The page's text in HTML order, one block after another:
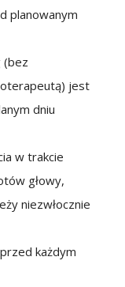
planowanym
(bez
jest
dniu
w trakcie
głowy,
niezwłocznie
każdym